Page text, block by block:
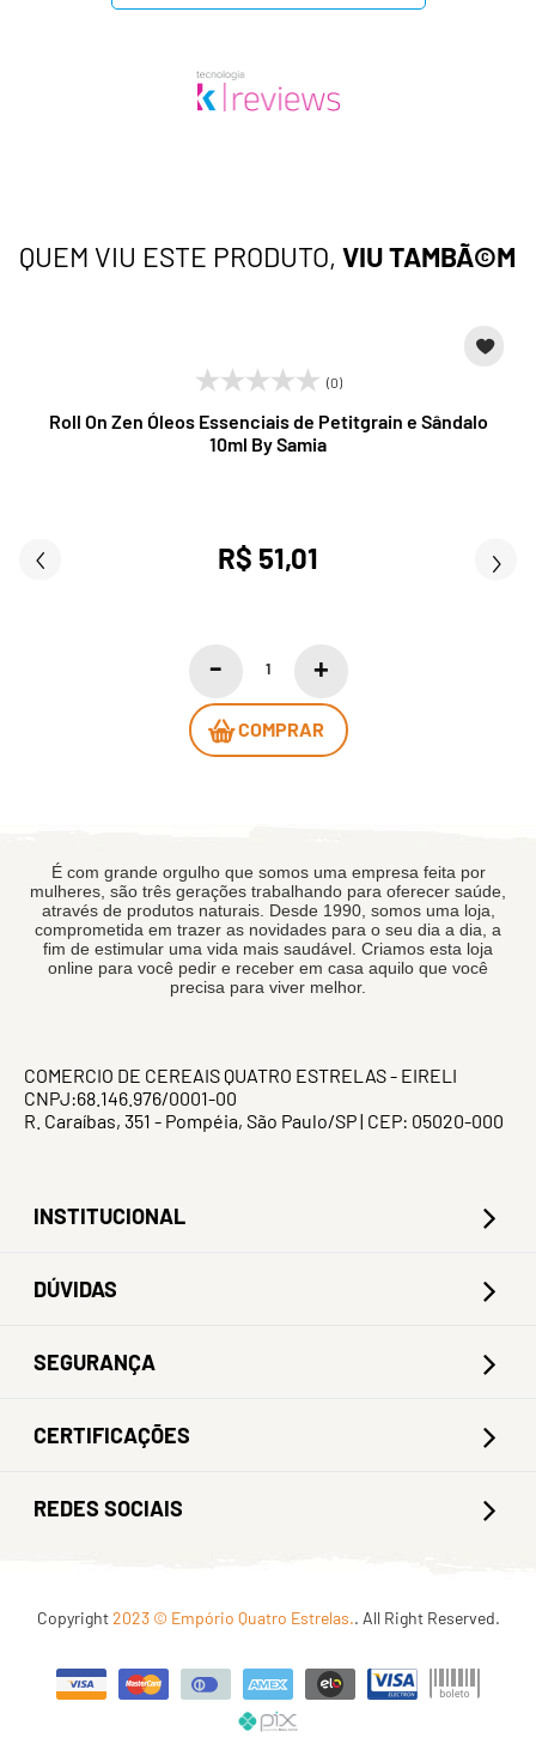
QUEM VIU ESTE PRODUTO, VIU TAMBÃ©M
(0)
Roll On Zen Óleos Essenciais de Petitgrain e Sândalo
10ml By Samia
R$ 51,01
COMPRAR
É com grande orgulho que somos uma empresa feita por
mulheres, são três gerações trabalhando para oferecer saúde,
através de produtos naturais. Desde 1990, somos uma loja,
comprometida em trazer as novidades para o seu dia a dia, a
fim de estimular uma vida mais saudável. Criamos esta loja
online para você pedir e receber em casa aquilo que você
precisa para viver melhor.
COMERCIO DE CEREAIS QUATRO ESTRELAS - EIRELI
CNPJ:68.146.976/0001-00
R. Caraíbas, 351 - Pompéia, São Paulo/SP | CEP: 05020-000
INSTITUCIONAL
DÚVIDAS
SEGURANÇA
CERTIFICAÇÕES
REDES SOCIAIS
Copyright2023 © Empório Quatro Estrelas.. All Right Reserved.